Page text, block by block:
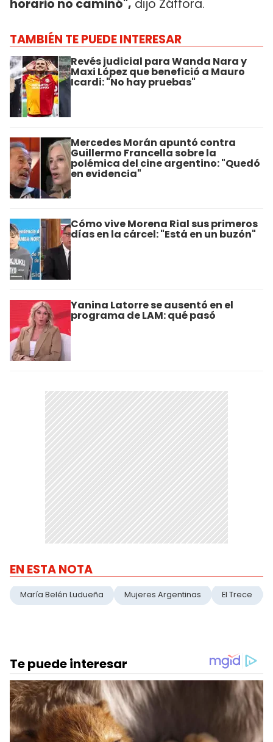
horario no caminó", dijo Záffora.
TAMBIÉN TE PUEDE INTERESAR
Revés judicial para Wanda Nara y
Maxi López que benefició a Mauro
Icardi: "No hay pruebas"
Mercedes Morán apuntó contra
Guillermo Francella sobre la
polémica del cine argentino: "Quedó
en evidencia"
Cómo vive Morena Rial sus primeros
días en la cárcel: "Está en un buzón"
Yanina Latorre se ausentó en el
programa de LAM: qué pasó
EN ESTA NOTA
María Belén Ludueña Mujeres Argentinas El Trece